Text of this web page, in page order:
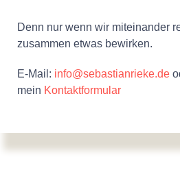
Denn nur wenn wir miteinander
zusammen etwas bewirken.
E-Mail: info@sebastianrieke.de
mein Kontaktformular